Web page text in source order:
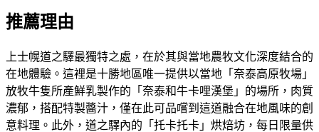
推薦理由
上士幌道之驛最獨特之處，在於其與當地農牧文化深度結合的
在地體驗。這裡是十勝地區唯一提供以當地「奈泰高原牧場」
放牧牛隻所產鮮乳製作的「奈泰和牛卡哩漢堡」的場所，肉質
濃郁，搭配特製醬汁，僅在此可品嚐到這道融合在地風味的創
意料理。此外，道之驛內的「托卡托卡」烘焙坊，每日限量供